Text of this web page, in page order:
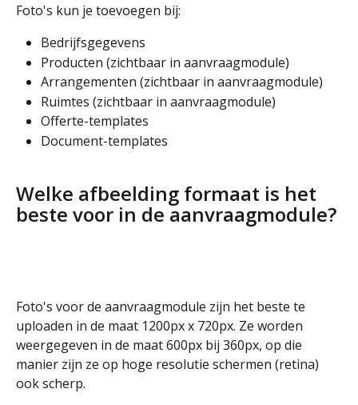
Foto's kun je toevoegen bij:
Bedrijfsgegevens
Producten (zichtbaar in aanvraagmodule)
Arrangementen (zichtbaar in aanvraagmodule)
Ruimtes (zichtbaar in aanvraagmodule)
Offerte-templates
Document-templates
Welke afbeelding formaat is het
beste voor in de aanvraagmodule?
Foto's voor de aanvraagmodule zijn het beste te
uploaden in de maat 1200px x 720px. Ze worden
weergegeven in de maat 600px bij 360px, op die
manier zijn ze op hoge resolutie schermen (retina)
ook scherp.